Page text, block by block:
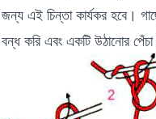
জন্য এই চিন্তা কার্যকর হবে।
বন্ধ করি এবং একটি উঠানোর